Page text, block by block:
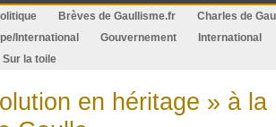
Brèves de Gaullisme.fr
Charles de
International Gouvernement
International
Sur la toile
en héritage » à la